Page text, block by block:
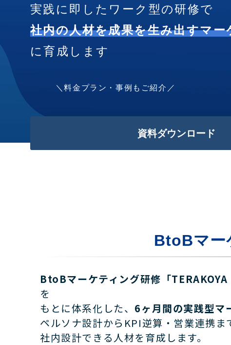
実践に即したワーク型の研修で
社内の人材を成果を生み出すマー
に育成します
＼料金プラン・事例もご紹介／
資料ダウンロード
BtoBマー
BtoBマーケティング研修「TERAKOYA
を
もとに体系化した、 6ヶ月間の実践型マ
ペルソナ設計からKPI逆算・営業連携
社内設計できる人材を育成します。